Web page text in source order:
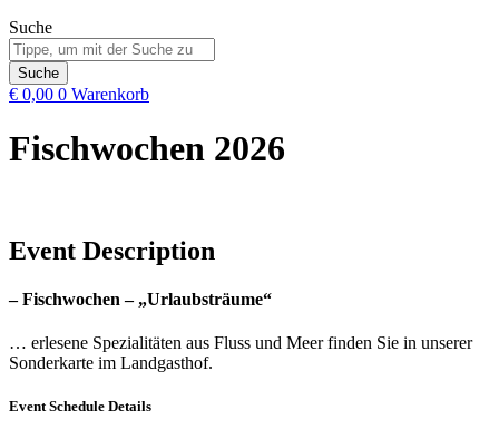
Suche
Suche
€ 0,00 0 Warenkorb
Fischwochen 2026
Event Description
– Fischwochen – „Urlaubsträume“
… erlesene Spezialitäten aus Fluss und Meer finden Sie in unserer
Sonderkarte im Landgasthof.
Event Schedule Details